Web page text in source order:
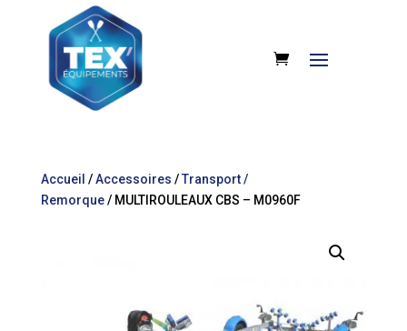
Accueil /Accessoires /Transport /
Remorque/ MULTIROULEAUX CBS – M0960F